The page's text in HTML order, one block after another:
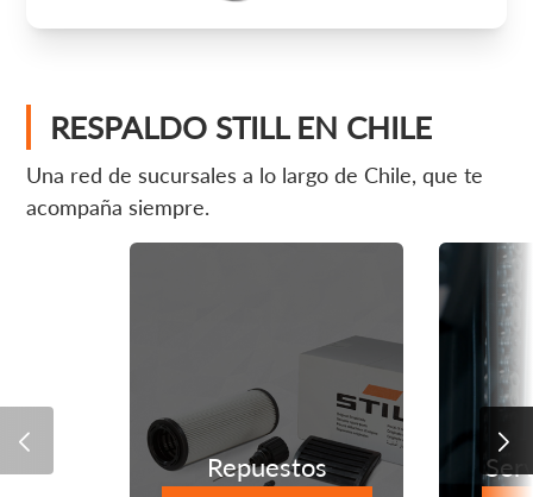
RESPALDO STILLEN CHILE
Una red de sucursales a lo largo de Chile, que te
acompaña siempre.
Repuestos